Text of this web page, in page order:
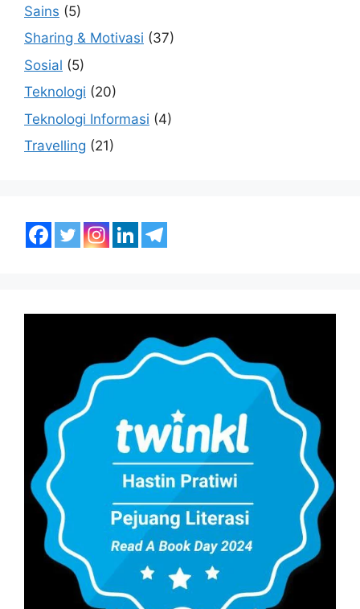
Sains (5)
Sharing & Motivasi (37)
Sosial (5)
Teknologi (20)
Teknologi Informasi (4)
Travelling (21)